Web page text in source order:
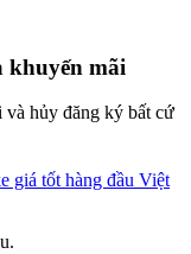
khuyến mãi
và hủy đăng ký bất cứ